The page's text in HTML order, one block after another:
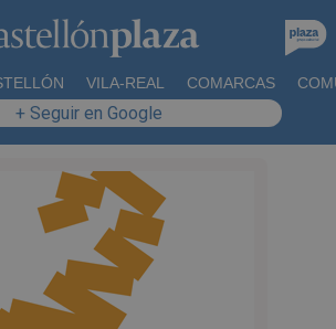
VILA-REAL COMARCAS
+ Seguir en Google